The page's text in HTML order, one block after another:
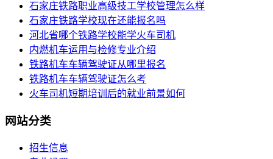
石家庄铁路职业高级技工学校管理怎么样
石家庄铁路学校现在还能报名吗
河北省哪个铁路学校能学火车司机
内燃机车运用与检修专业介绍
铁路机车车辆驾驶证从哪里报名
铁路机车车辆驾驶证怎么考
火车司机短期培训后的就业前景如何
网站分类
招生信息